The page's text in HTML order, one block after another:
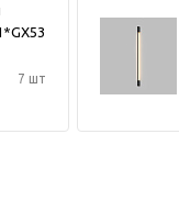
7 шт